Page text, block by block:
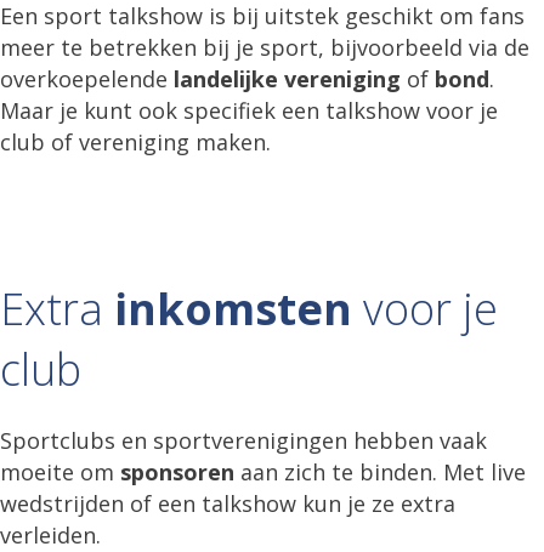
Een sport talkshow is bij uitstek geschikt om fans
meer te betrekken bij je sport, bijvoorbeeld via de
overkoepelende landelijke vereniging of bond.
Maar je kunt ook specifiek een talkshow voor je
club of vereniging maken.
Extra inkomsten voor je
club
Sportclubs en sportverenigingen hebben vaak
moeite om sponsoren aan zich te binden. Met live
wedstrijden of een talkshow kun je ze extra
verleiden.